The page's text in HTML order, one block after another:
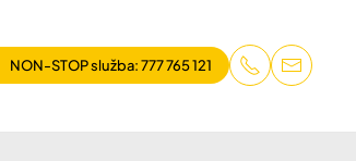
NON-STOP služba: 777 765 121